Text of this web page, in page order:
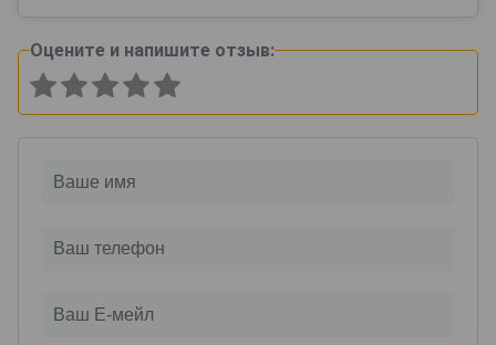
Оцените и напишите отзыв: